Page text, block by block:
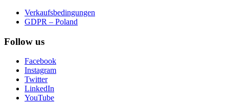
Verkaufsbedingungen
GDPR – Poland
Follow us
Facebook
Instagram
Twitter
LinkedIn
YouTube